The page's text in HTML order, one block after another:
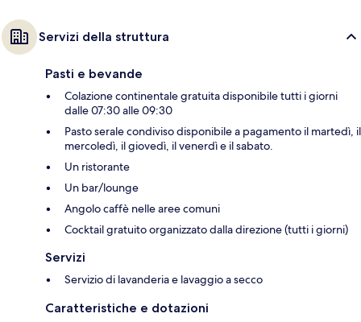
Servizi della struttura
Pasti e bevande
Colazione continentale gratuita disponibile tutti i giorni
dalle 07:30 alle 09:30
Pasto serale condiviso disponibile a pagamento il martedì, il
mercoledì, il giovedì, il venerdì e il sabato.
Un ristorante
Un bar/lounge
Angolo caffè nelle aree comuni
Cocktail gratuito organizzato dalla direzione (tutti i giorni)
Servizi
Servizio di lavanderia e lavaggio a secco
Caratteristiche e dotazioni